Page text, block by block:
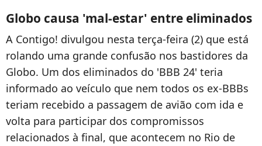
Globo causa 'mal-estar' entre eliminados
A Contigo! divulgou nesta terça-feira (2) que está
rolando uma grande confusão nos bastidores da
Globo. Um dos eliminados do 'BBB 24' teria
informado ao veículo que nem todos os ex-BBBs
teriam recebido a passagem de avião com ida e
volta para participar dos compromissos
relacionados à final, que acontecem no Rio de